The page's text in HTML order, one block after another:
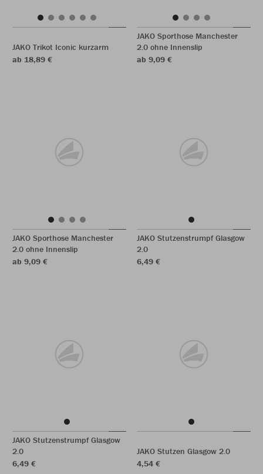
JAKO Trikot Iconic kurzarm
ab 18,89 €
JAKO Sporthose Manchester
2.0 ohne Innenslip
ab 9,09 €
JAKO Sporthose Manchester
2.0 ohne Innenslip
ab 9,09 €
JAKO Stutzenstrumpf Glasgow
2.0
6,49 €
JAKO Stutzenstrumpf Glasgow
2.0
6,49 €
JAKO Stutzen Glasgow 2.0
4,54 €